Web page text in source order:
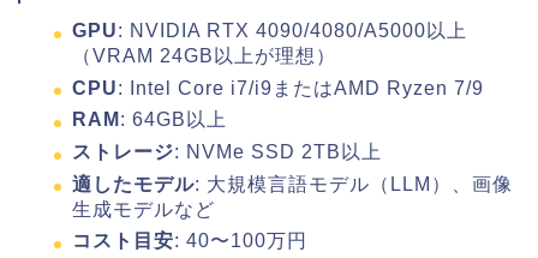
GPU: NVIDIA RTX 4090/4080/A5000以上
（VRAM 24GB以上が理想）
CPU: Intel Core i7/i9またはAMD Ryzen 7/9
RAM : 64GB以上
ストレージ: NVMe SSD 2TB以上
適したモデル: 大規模言語モデル（LLM）、画像
生成モデルなど
コスト目安: 40〜100万円